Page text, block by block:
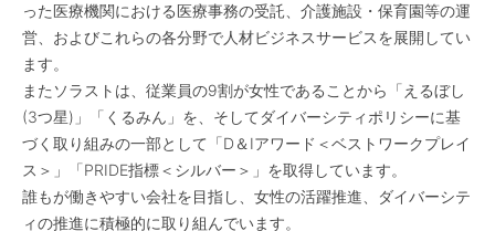
った医療機関における医療事務の受託、介護施設・保育園等の運
営、およびこれらの各分野で人材ビジネスサービスを展開してい
ます。
またソラストは、従業員の9割が女性であることから「えるぼし
(3つ星)」「くるみん」を、そしてダイバーシティポリシーに基
づく取り組みの一部として「D＆Iアワード＜ベストワークプレイ
ス＞」「PRIDE指標＜シルバー＞」を取得しています。
誰もが働きやすい会社を目指し、女性の活躍推進、ダイバーシテ
ィの推進に積極的に取り組んでいます。